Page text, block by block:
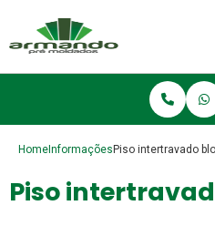
Home Informações Piso intertravado
Piso